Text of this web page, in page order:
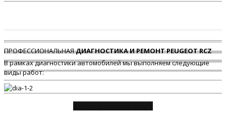
ПРОФЕССИОНАЛЬНАЯДИАГНОСТИКА И РЕМОНТ PEUGEOT RCZ
В рамках диагностики автомобилей мы выполняем следующие
виды работ: